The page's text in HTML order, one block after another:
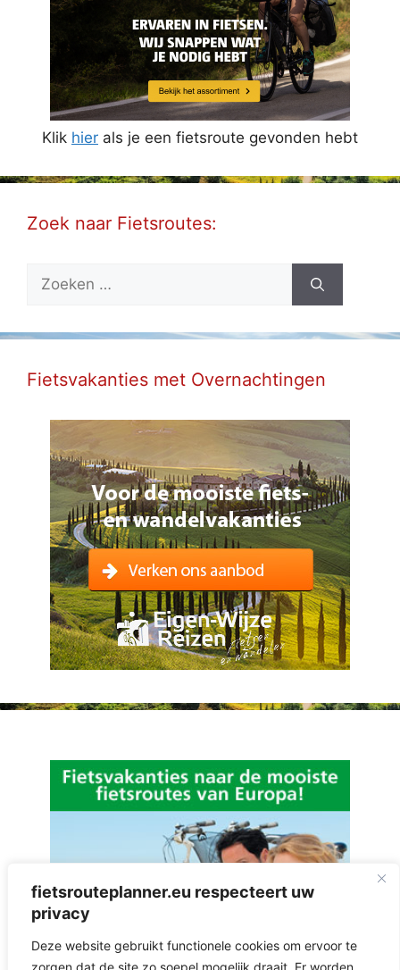
fietsrouteplanner.eu respecteert uw
privacy
Deze website gebruikt functionele cookies om ervoor te
zorgen dat de site zo soepel mogelijk draait. Er worden
Klik hier als je een fietsroute gevonden hebt
Zoek naar Fietsroutes:
Zoek
Fietsvakanties met Overnachtingen